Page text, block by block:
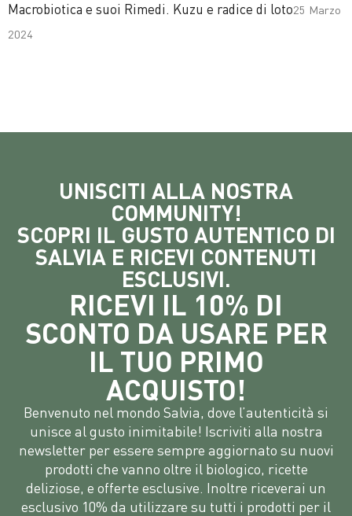
Macrobiotica e suoi Rimedi. Kuzu e radice di loto25 Marzo
2024
UNISCITI ALLA NOSTRA
COMMUNITY!
SCOPRI IL GUSTO AUTENTICO DI
SALVIA E RICEVI CONTENUTI
ESCLUSIVI.
RICEVI IL 10% DI
SCONTO DA USARE PER
IL TUO PRIMO
ACQUISTO!
Benvenuto nel mondo Salvia, dove l’autenticità si
unisce al gusto inimitabile! Iscriviti alla nostra
newsletter per essere sempre aggiornato su nuovi
prodotti che vanno oltre il biologico, ricette
deliziose, e offerte esclusive. Inoltre riceverai un
esclusivo 10% da utilizzare su tutti i prodotti per il